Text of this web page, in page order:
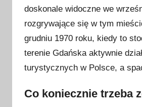
doskonale widoczne we
rozgrywające się w tym
grudniu 1970 roku, kiedy to
terenie Gdańska aktywnie
turystycznych w Polsce, a
Co koniecznie trzeba